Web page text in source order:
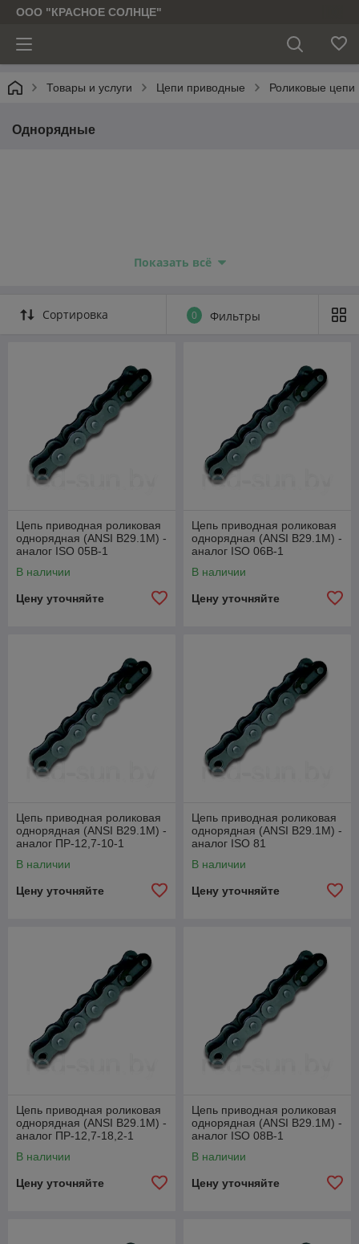
ООО "КРАСНОЕ СОЛНЦЕ"
Товары и услуги Цепи приводные Роликовые цепи
Однорядные
Показать всё
Сортировка 0 Фильтры
Цепь приводная роликовая
однорядная (ANSI B29.1M) -
аналог ISO 05В-1
В наличии
Цену уточняйте
Цепь приводная роликовая
однорядная (ANSI B29.1M) -
аналог ISO 06В-1
В наличии
Цену уточняйте
Цепь приводная роликовая
однорядная (ANSI B29.1M) -
аналог ПР-12,7-10-1
В наличии
Цену уточняйте
Цепь приводная роликовая
однорядная (ANSI B29.1M) -
аналог ISO 81
В наличии
Цену уточняйте
Цепь приводная роликовая
однорядная (ANSI B29.1M) -
аналог ПР-12,7-18,2-1
В наличии
Цену уточняйте
Цепь приводная роликовая
однорядная (ANSI B29.1M) -
аналог ISO 08В-1
В наличии
Цену уточняйте